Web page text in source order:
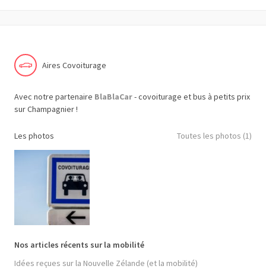
Aires Covoiturage
Avec notre partenaire BlaBlaCar- covoiturage et bus à petits prix
sur Champagnier !
Les photos Toutes les photos (1)
Nos articles récents sur la mobilité
Idées reçues sur la Nouvelle Zélande (et la mobilité)